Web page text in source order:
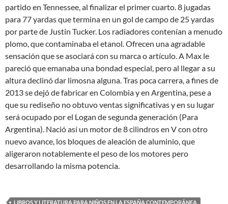
partido en Tennessee, al finalizar el primer cuarto. 8 jugadas
para 77 yardas que termina en un gol de campo de 25 yardas
por parte de Justin Tucker. Los radiadores contenían a menudo
plomo, que contaminaba el etanol. Ofrecen una agradable
sensación que se asociará con su marca o artículo. A Max le
pareció que emanaba una bondad especial, pero al llegar a su
altura declinó dar limosna alguna. Tras poca carrera, a fines de
2013 se dejó de fabricar en Colombia y en Argentina, pese a
que su rediseño no obtuvo ventas significativas y en su lugar
será ocupado por el Logan de segunda generación (Para
Argentina). Nació así un motor de 8 cilindros en V con otro
nuevo avance, los bloques de aleación de aluminio, que
aligeraron notablemente el peso de los motores pero
desarrollando la misma potencia.
LIBROS Y LITERATURA PARA NIÑOS EN LA ESPAÑA CONTEMPORÁNEA